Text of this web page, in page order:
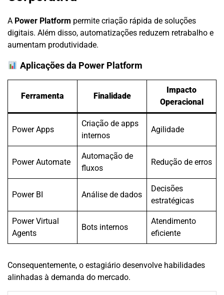
A Power Platform permite criação rápida de soluções
digitais. Além disso, automatizações reduzem retrabalho e
aumentam produtividade.
Aplicações da Power Platform
Ferramenta Finalidade
Impacto
Operacional
Power Apps
Criação de apps
internos
Agilidade
Power Automate
Automação de
fluxos
Redução de erros
Power BI Análise de dados
Decisões
estratégicas
Power Virtual
Agents
Bots internos
Atendimento
eficiente
Consequentemente, o estagiário desenvolve habilidades
alinhadas à demanda do mercado.